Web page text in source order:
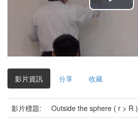
播
影
影片資訊 分享 收藏
影片標題:
Outside the sphere ( r > R )